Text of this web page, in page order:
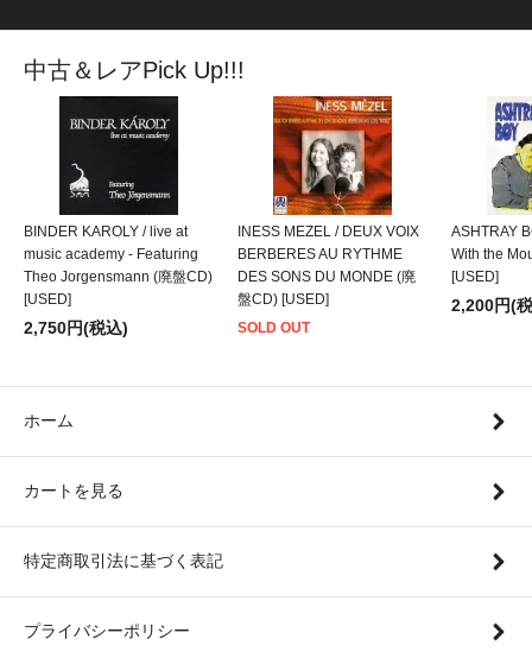
中古＆レアPick Up!!!
BINDER KAROLY / live at
music academy - Featuring
Theo Jorgensmann (廃盤CD)
[USED]
2,750円(税込)
INESS MEZEL / DEUX VOIX
BERBERES AU RYTHME
DES SONS DU MONDE (廃
盤CD) [USED]
SOLD OUT
ASHTRAY
With the
[USED]
2,200円(
ホーム
カートを見る
特定商取引法に基づく表記
プライバシーポリシー